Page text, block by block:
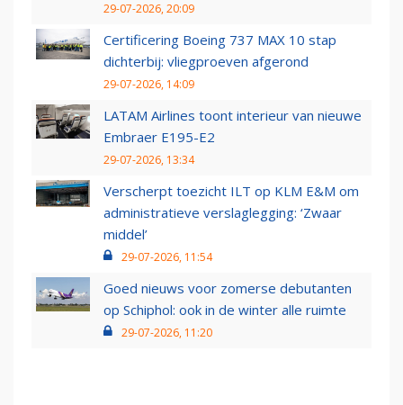
29-07-2026, 20:09
Certificering Boeing 737 MAX 10 stap
dichterbij: vliegproeven afgerond
29-07-2026, 14:09
LATAM Airlines toont interieur van nieuwe
Embraer E195-E2
29-07-2026, 13:34
Verscherpt toezicht ILT op KLM E&M om
administratieve verslaglegging: ‘Zwaar
middel’
29-07-2026, 11:54
Goed nieuws voor zomerse debutanten
op Schiphol: ook in de winter alle ruimte
29-07-2026, 11:20